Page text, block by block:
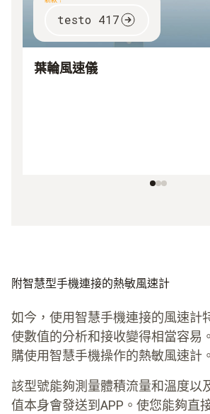
testo 417
葉輪風速儀
附智慧型手機連接的熱敏風速計
如今，使用智慧手機連接的風速計
使數值的分析和接收變得相當容易
購使用智慧手機操作的熱敏風速計。
該型號能夠測量體積流量和溫度以
值本身會發送到APP。使您能夠直